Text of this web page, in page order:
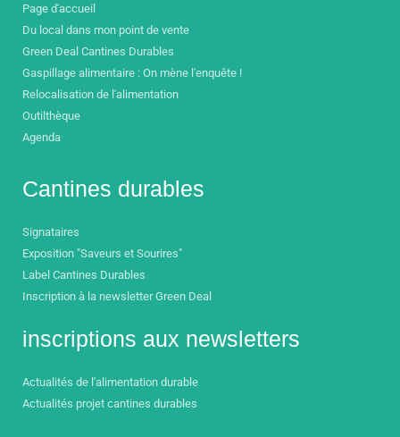
Page d'accueil
Du local dans mon point de vente
Green Deal Cantines Durables
Gaspillage alimentaire : On mène l'enquête !
Relocalisation de l'alimentation
Outilthèque
Agenda
Cantines durables
Signataires
Exposition "Saveurs et Sourires"
Label Cantines Durables
Inscription à la newsletter Green Deal
inscriptions aux newsletters
Actualités de l'alimentation durable
Actualités projet cantines durables